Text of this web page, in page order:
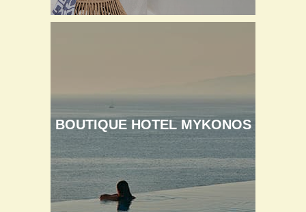
BOUTIQUE HOTEL MYKONOS